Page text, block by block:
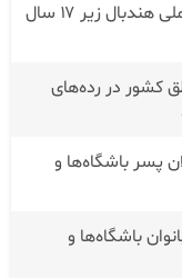
برگزاری پنجمین اردوی آماده‌سازی تیم ملی هندبال زیر ۱۷ سال
کشور در رده‌های
پسر باشگاه‌ها و
باشگاه‌ها و